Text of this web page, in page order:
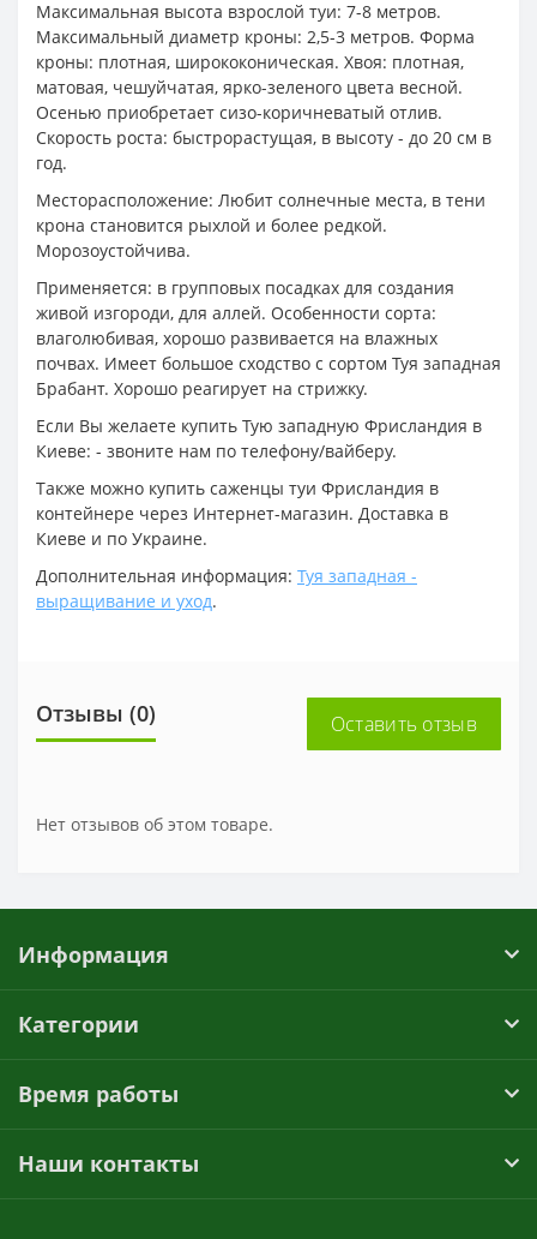
Максимальная высота взрослой туи: 7-8 метров.
Максимальный диаметр кроны: 2,5-3 метров. Форма
кроны: плотная, ширококоническая. Хвоя: плотная,
матовая, чешуйчатая, ярко-зеленого цвета весной.
Осенью приобретает сизо-коричневатый отлив.
Скорость роста: быстрорастущая, в высоту - до 20 см в
год.
Месторасположение: Любит солнечные места, в тени
крона становится рыхлой и более редкой.
Морозоустойчива.
Применяется: в групповых посадках для создания
живой изгороди, для аллей. Особенности сорта:
влаголюбивая, хорошо развивается на влажных
почвах. Имеет большое сходство с сортом Туя западная
Брабант. Хорошо реагирует на стрижку.
Если Вы желаете купить Тую западную Фрисландия в
Киеве: - звоните нам по телефону/вайберу.
Также можно купить саженцы туи Фрисландия в
контейнере через Интернет-магазин. Доставка в
Киеве и по Украине.
Дополнительная информация: Туя западная -
выращивание и уход.
Отзывы (0) Оставить отзыв
Нет отзывов об этом товаре.
Информация
Категории
Время работы
Наши контакты